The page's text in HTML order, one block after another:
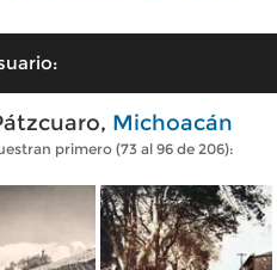
Michoacán
primero (73 al 96 de 206):